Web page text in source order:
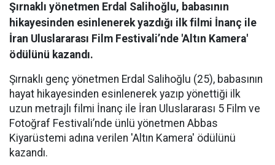
Şırnaklı yönetmen Erdal Salihoğlu, babasının
hikayesinden esinlenerek yazdığı ilk filmi İnanç ile
İran Uluslararası Film Festivali’nde 'Altın Kamera'
ödülünü kazandı.
Şırnaklı genç yönetmen Erdal Salihoğlu (25), babasının
hayat hikayesinden esinlenerek yazıp yönettiği ilk
uzun metrajlı filmi İnanç ile İran Uluslararası 5 Film ve
Fotoğraf Festivali’nde ünlü yönetmen Abbas
Kiyarüstemi adına verilen 'Altın Kamera' ödülünü
kazandı.